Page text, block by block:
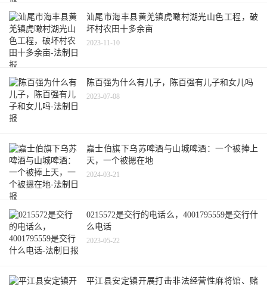
汕尾市海丰县黄羌镇虎噉村湖光山色工程，破
坏村农田十多余亩
2023-11-10
陈百强为什么有儿子，陈百强有儿子和女儿吗
2023-07-08
嘉士伯旗下乌苏啤酒与山城啤酒：一个被捧上
天，一个被摁在地
2024-03-21
0215572是交行的电话么，4001795559是交行什
么电话
2023-05-22
平江县安定镇开展打击非法经营性麻将馆、赌